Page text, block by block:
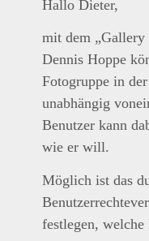
Hallo Dieter,
mit dem
Dennis Hoppe
Fotogruppe in
unabhängig
Benutzer kann
wie er will.
Möglich ist das
festlegen,